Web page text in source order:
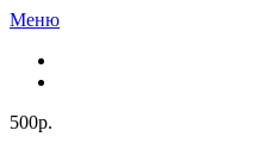
Меню
500р.